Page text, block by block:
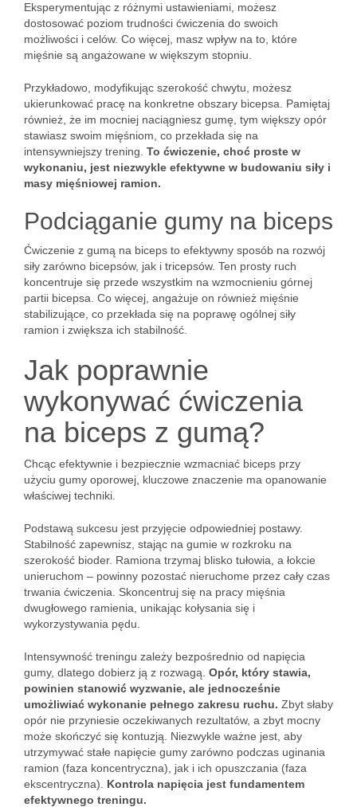
Eksperymentując z różnymi ustawieniami, możesz
dostosować poziom trudności ćwiczenia do swoich
możliwości i celów. Co więcej, masz wpływ na to, które
mięśnie są angażowane w większym stopniu.
Przykładowo, modyfikując szerokość chwytu, możesz
ukierunkować pracę na konkretne obszary bicepsa. Pamiętaj
również, że im mocniej naciągniesz gumę, tym większy opór
stawiasz swoim mięśniom, co przekłada się na
intensywniejszy trening. To ćwiczenie, choć proste w
wykonaniu, jest niezwykle efektywne w budowaniu siły i
masy mięśniowej ramion.
Podciąganie gumy na biceps
Ćwiczenie z gumą na biceps to efektywny sposób na rozwój
siły zarówno bicepsów, jak i tricepsów. Ten prosty ruch
koncentruje się przede wszystkim na wzmocnieniu górnej
partii bicepsa. Co więcej, angażuje on również mięśnie
stabilizujące, co przekłada się na poprawę ogólnej siły
ramion i zwiększa ich stabilność.
Jak poprawnie
wykonywać ćwiczenia
na biceps z gumą?
Chcąc efektywnie i bezpiecznie wzmacniać biceps przy
użyciu gumy oporowej, kluczowe znaczenie ma opanowanie
właściwej techniki.
Podstawą sukcesu jest przyjęcie odpowiedniej postawy.
Stabilność zapewnisz, stając na gumie w rozkroku na
szerokość bioder. Ramiona trzymaj blisko tułowia, a łokcie
unieruchom – powinny pozostać nieruchome przez cały czas
trwania ćwiczenia. Skoncentruj się na pracy mięśnia
dwugłowego ramienia, unikając kołysania się i
wykorzystywania pędu.
Intensywność treningu zależy bezpośrednio od napięcia
gumy, dlatego dobierz ją z rozwagą. Opór, który stawia,
powinien stanowić wyzwanie, ale jednocześnie
umożliwiać wykonanie pełnego zakresu ruchu. Zbyt słaby
opór nie przyniesie oczekiwanych rezultatów, a zbyt mocny
może skończyć się kontuzją. Niezwykle ważne jest, aby
utrzymywać stałe napięcie gumy zarówno podczas uginania
ramion (faza koncentryczna), jak i ich opuszczania (faza
ekscentryczna). Kontrola napięcia jest fundamentem
efektywnego treningu.